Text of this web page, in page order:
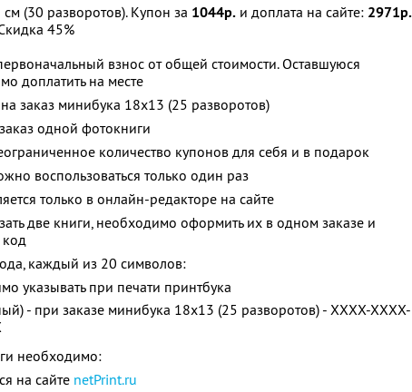
(30 разворотов). Купон за 1044р. и доплата на сайте: 2971р.
45%
взнос от общей стоимости. Оставшуюся
доплатить на месте
заказ минибука 18х13 (25 разворотов)
одной фотокниги
количество купонов для себя и в подарок
воспользоваться только один раз
только в онлайн-редакторе на сайте
две книги, необходимо оформить их в одном заказе и
код
каждый из 20 символов:
указывать при печати принтбука
- при заказе минибука 18х13 (25 разворотов) - XXXX-XXXX-
необходимо:
на сайте netPrint.ru